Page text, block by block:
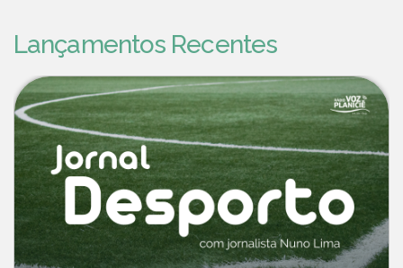
Lançamentos Recentes